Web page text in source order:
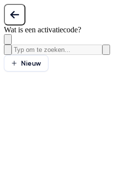
Wat is een activatiecode?
Nieuw